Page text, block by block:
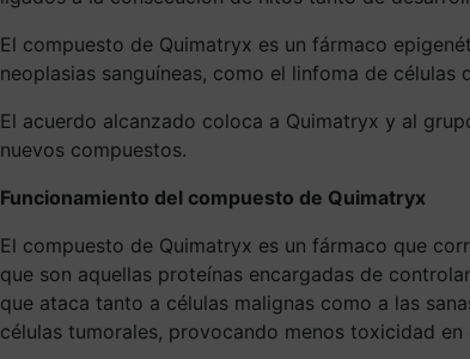
El compuesto de Quimatryx es un fármaco
neoplasias sanguíneas, como el linfoma de células
El acuerdo alcanzado coloca a Quimatryx y al
nuevos compuestos.
Funcionamiento del compuesto de Quimatryx
El compuesto de Quimatryx es un fármaco que
que son aquellas proteínas encargadas de
que ataca tanto a células malignas como a las
células tumorales, provocando menos toxicidad en